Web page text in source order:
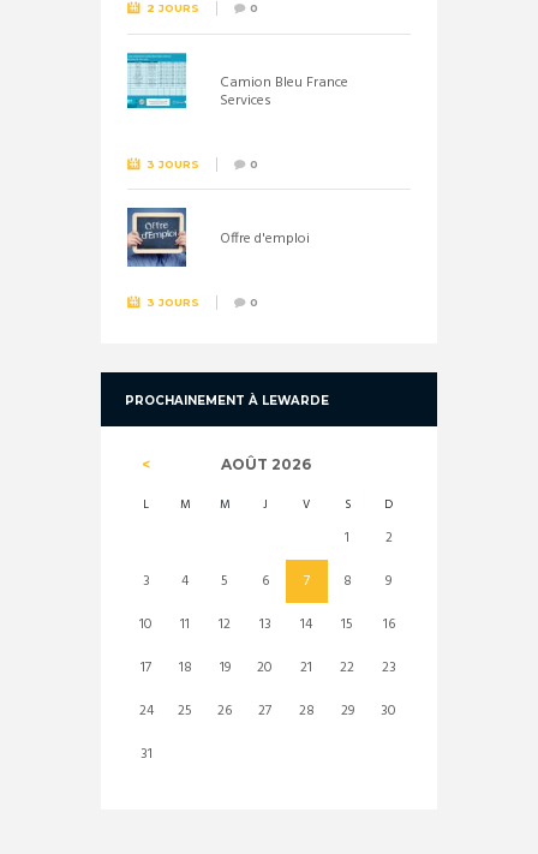
2 JOURS 0
Camion Bleu France
Services
3 JOURS 0
Offre d'emploi
3 JOURS 0
PROCHAINEMENT À LEWARDE
AOÛT 2026
L M M J V S D
1
2
3
4 5 6 7 8
9
10
11 12 13 14 15
16
17
18 19 20 21 22
23
24
25 26 27 28 29
30
31